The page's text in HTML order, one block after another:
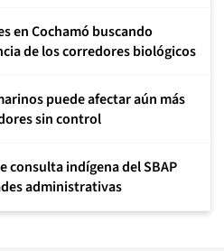
en Cochamó buscando
de los corredores biológicos
puede afectar aún más
sin control
consulta indígena del SBAP
administrativas